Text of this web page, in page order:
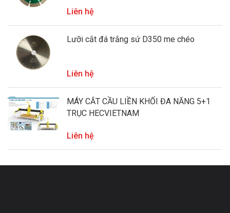
Liên hệ
Lưỡi cắt đá trắng sứ D350 me chéo
Liên hệ
MÁY CẮT CẦU LIỀN KHỐI ĐA NĂNG 5+1
TRỤC HECVIETNAM
Liên hệ